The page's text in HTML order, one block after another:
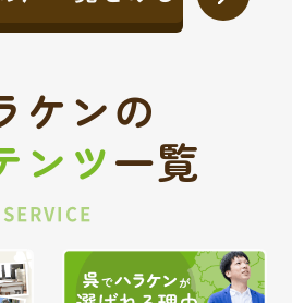
ケンの
ンツ一覧
SERVICE